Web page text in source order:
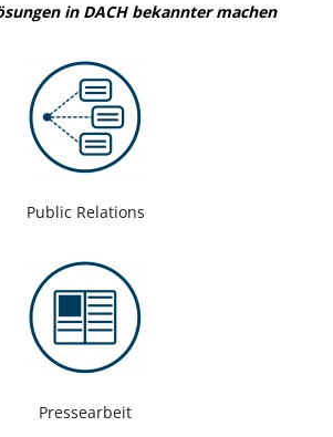
in DACH bekannter machen
Public Relations
Pressearbeit